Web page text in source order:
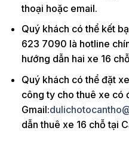
thoại hoặc email.
Quý khách có thể kết
623 7090 là hotline
hướng dẫn hai xe 16
Quý khách có thể đặt
công ty cho thuê xe có
Gmail:
dẫn thuê xe 16 chỗ tại